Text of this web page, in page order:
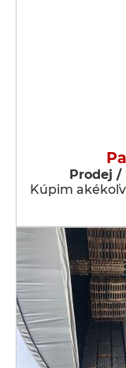
Prodej /
Kúpim